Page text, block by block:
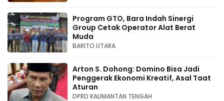
Program GTO, Bara Indah Sinergi
Group Cetak Operator Alat Berat
Muda
BARITO UTARA
Arton S. Dohong: Domino Bisa Jadi
Penggerak Ekonomi Kreatif, Asal Taat
Aturan
DPRD KALIMANTAN TENGAH